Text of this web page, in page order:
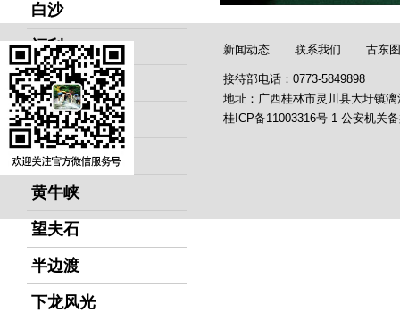
白沙
福利
高尚
上桥
徒步漓江
黄牛峡
望夫石
半边渡
下龙风光
新闻动态 联系我们 古东
接待部电话：0773-5849898
地址：广西桂林市灵川县大圩镇漓
桂ICP备11003316号-1 公安机关